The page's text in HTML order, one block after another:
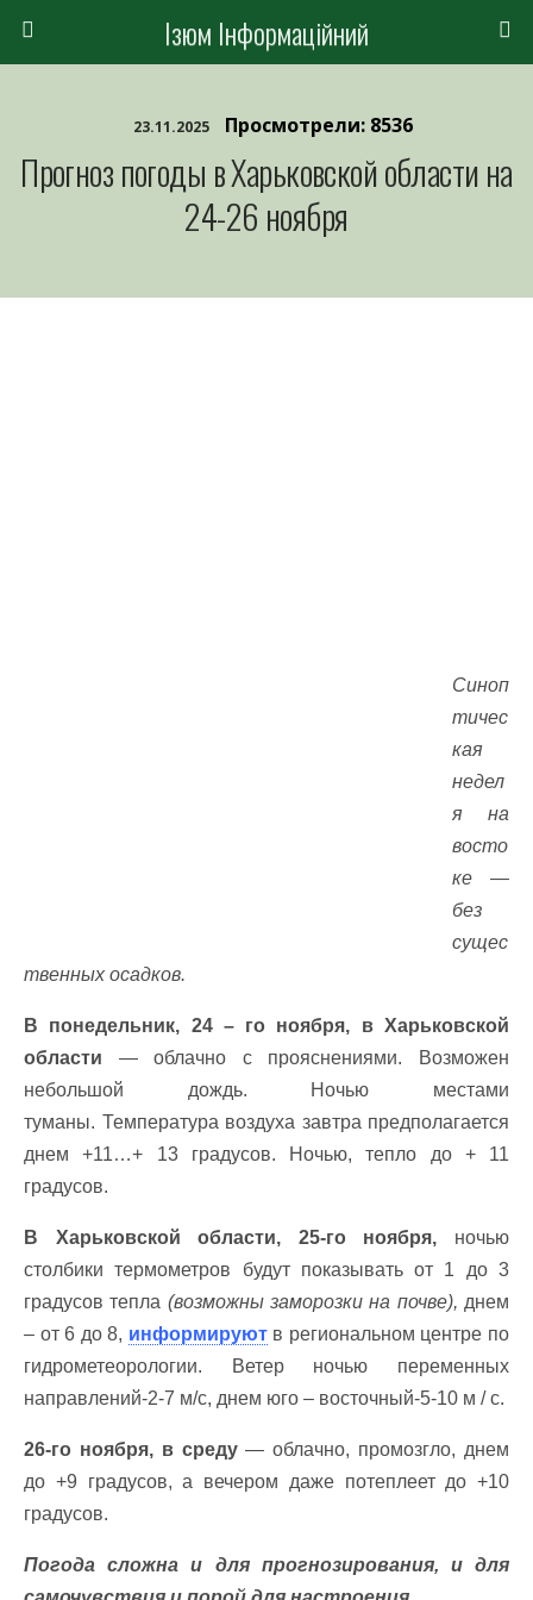
Ізюм Інформаційний
23.11.2025 Просмотрели: 8536
Прогноз погоды в Харьковской области на
24-26 ноября
Синоп
тичес
кая
недел
я на
восто
ке —
без
сущес
твенных осадков.
В понедельник, 24 – го ноября, в Харьковской
области — облачно с прояснениями. Возможен
небольшой дождь. Ночью местами
туманы. Температура воздуха завтра предполагается
днем +11…+ 13 градусов. Ночью, тепло до + 11
градусов.
В Харьковской области, 25-го ноября, ночью
столбики термометров будут показывать от 1 до 3
градусов тепла (возможны заморозки на почве), днем
– от 6 до 8, информируют в региональном центре по
гидрометеорологии. Ветер ночью переменных
направлений-2-7 м/с, днем юго – восточный-5-10 м / с.
26-го ноября, в среду— облачно, промозгло, днем
до +9 градусов, а вечером даже потеплеет до +10
градусов.
Погода сложна и для прогнозирования, и для